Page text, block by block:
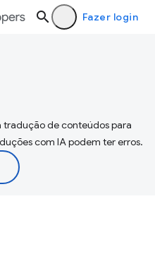
Fazer login
tradução de conteúdos para
com IA podem ter erros.